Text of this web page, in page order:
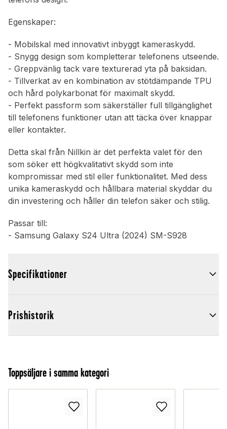
Egenskaper:
- Mobilskal med innovativt inbyggt kameraskydd.
- Snygg design som kompletterar telefonens utseende.
- Greppvänlig tack vare texturerad yta på baksidan.
- Tillverkat av en kombination av stötdämpande TPU
och hård polykarbonat för maximalt skydd.
- Perfekt passform som säkerställer full tillgänglighet
till telefonens funktioner utan att täcka över knappar
eller kontakter.
Detta skal från Nillkin är det perfekta valet för den
som söker ett högkvalitativt skydd som inte
kompromissar med stil eller funktionalitet. Med dess
unika kameraskydd och hållbara material skyddar du
din investering och håller din telefon säker och stilig.
Passar till:
- Samsung Galaxy S24 Ultra (2024) SM-S928
Specifikationer
Prishistorik
Toppsäljare i samma kategori